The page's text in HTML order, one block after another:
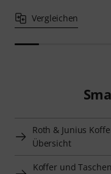
Vergleichen
Roth & Junius
Übersicht
Koffer und